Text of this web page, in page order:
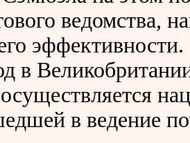
ведомства,
эффективности.
в
в ведение